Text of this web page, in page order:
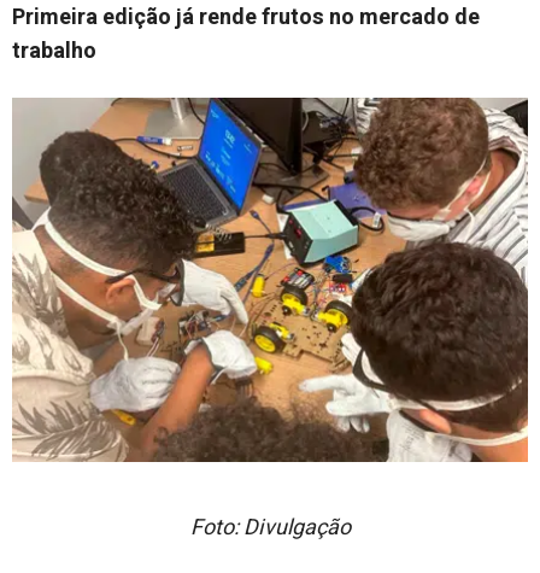
Primeira edição já rende frutos no mercado de
trabalho
Foto: Divulgação